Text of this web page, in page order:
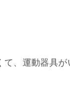
、運動器具